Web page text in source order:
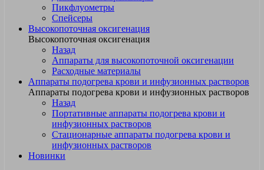
Пикфлуометры
Спейсеры
Высокопоточная оксигенация
Высокопоточная оксигенация
Назад
Аппараты для высокопоточной оксигенации
Расходные материалы
Аппараты подогрева крови и инфузионных растворов
Аппараты подогрева крови и инфузионных растворов
Назад
Портативные аппараты подогрева крови и
инфузионных растворов
Стационарные аппараты подогрева крови и
инфузионных растворов
Новинки